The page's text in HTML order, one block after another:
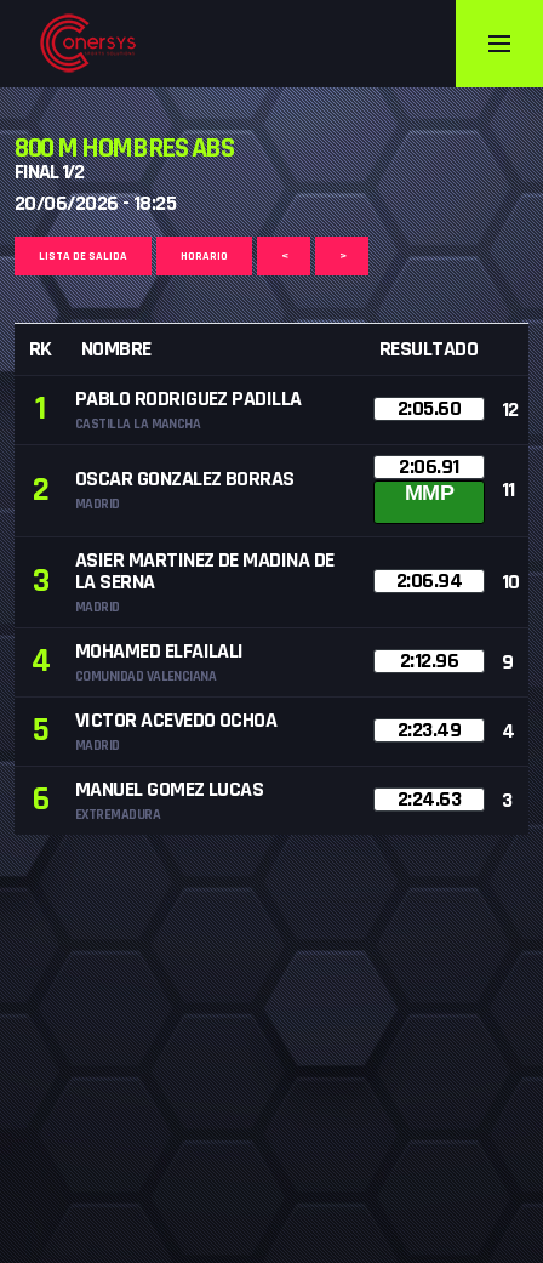
800 M HOMBRES ABS
FINAL 1/2
20/06/2026 - 18:25
LISTA DE SALIDA HORARIO < >
RK NOMBRE RESULTADO
1 PABLO RODRIGUEZ PADILLA
CASTILLA LA MANCHA
2:05.60 12
2 OSCAR GONZALEZ BORRAS
MADRID
2:06.91
MMP 11
3 ASIER MARTINEZ DE MADINA DE
LA SERNA
MADRID
2:06.94 10
4 MOHAMED ELFAILALI
COMUNIDAD VALENCIANA
2:12.96 9
5 VICTOR ACEVEDO OCHOA
MADRID
2:23.49 4
6 MANUEL GOMEZ LUCAS
EXTREMADURA
2:24.63 3